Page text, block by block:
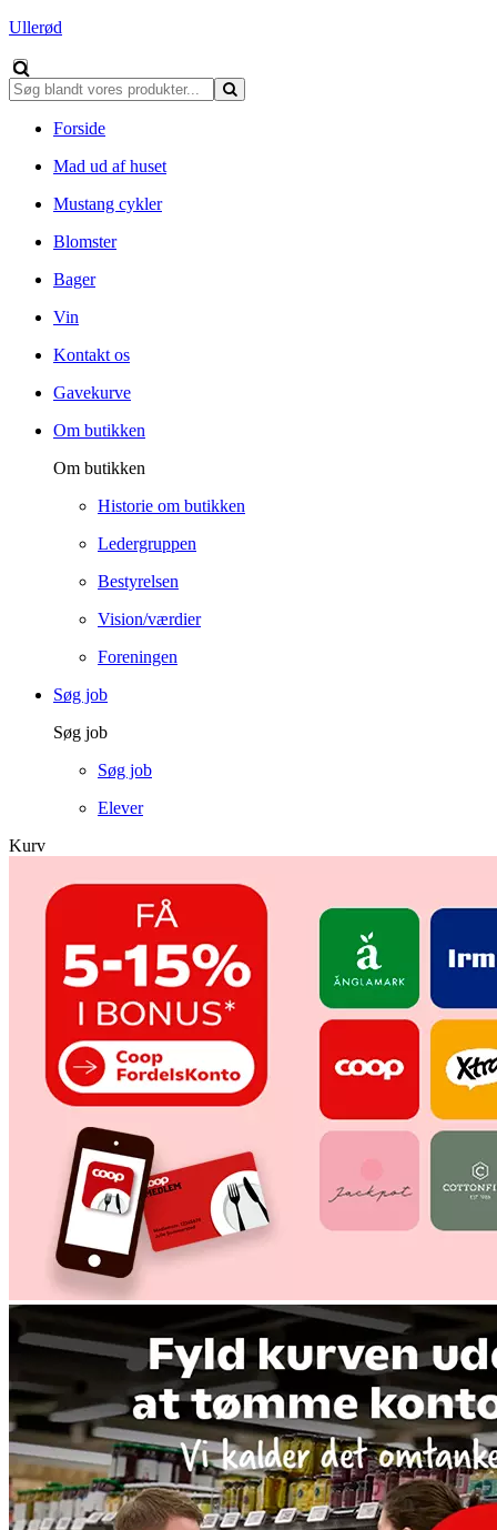
Ullerød
Forside
Mad ud af huset
Mustang cykler
Blomster
Bager
Vin
Kontakt os
Gavekurve
Om butikken
Om butikken
Historie om butikken
Ledergruppen
Bestyrelsen
Vision/værdier
Foreningen
Søg job
Søg job
Søg job
Elever
Kurv